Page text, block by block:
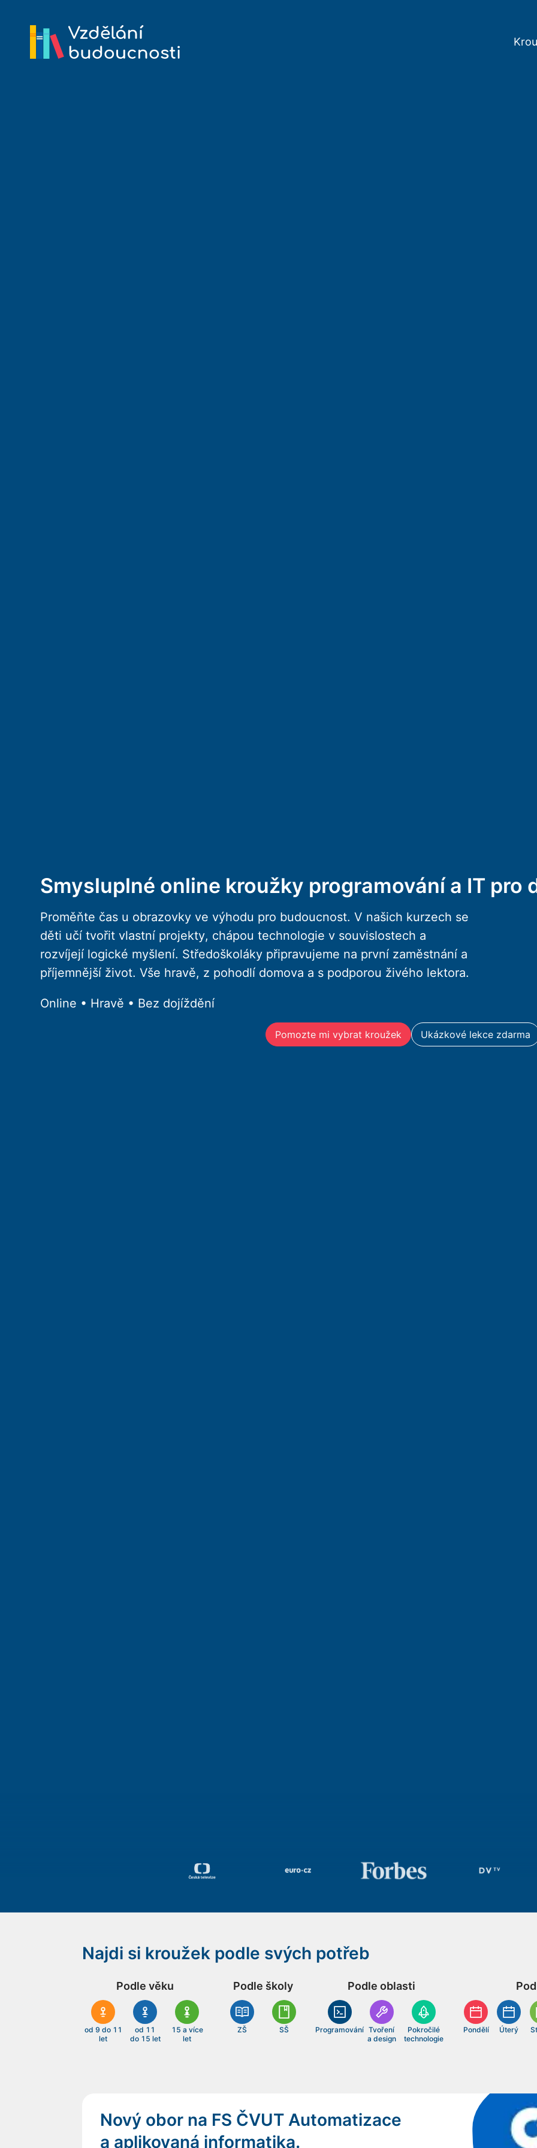
Smysluplné online kroužky programování a IT pro
Proměňte čas u obrazovky ve výhodu pro budoucnost. V našich kurzech se
děti učí tvořit vlastní projekty, chápou technologie v souvislostech a
rozvíjejí logické myšlení. Středoškoláky připravujeme na první zaměstnání a
příjemnější život. Vše hravě, z pohodlí domova a s podporou živého lektora.
Online • Hravě • Bez dojíždění
Pomozte mi vybrat kroužek Ukázkové lekce zdarma
Najdi si kroužek podle svých potřeb
Podle věku
od 9 do 11
let
od 11
do 15 let
15 a více
let
Podle školy
ZŠ SŠ
Podle oblasti
Programování Tvoření
a design
Pokročilé
technologie
Pondělí Úterý
Nový obor na FS ČVUT Automatizace
a aplikovaná informatika.